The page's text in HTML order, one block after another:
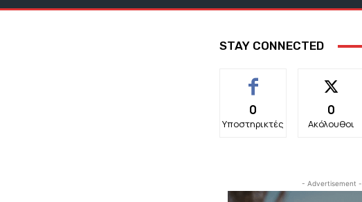
STAY CONNECTED
0
Υποστηρικτές
0
Ακόλουθοι
- Advertisement -